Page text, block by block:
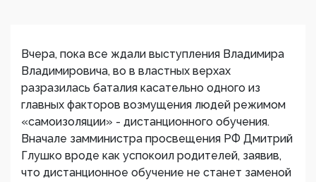
Вчера, пока все ждали выступления Владимира
Владимировича, во в властных верхах
разразилась баталия касательно одного из
главных факторов возмущения людей режимом
«самоизоляции» - дистанционного обучения.
Вначале замминистра просвещения РФ Дмитрий
Глушко вроде как успокоил родителей, заявив,
что дистанционное обучение не станет заменой